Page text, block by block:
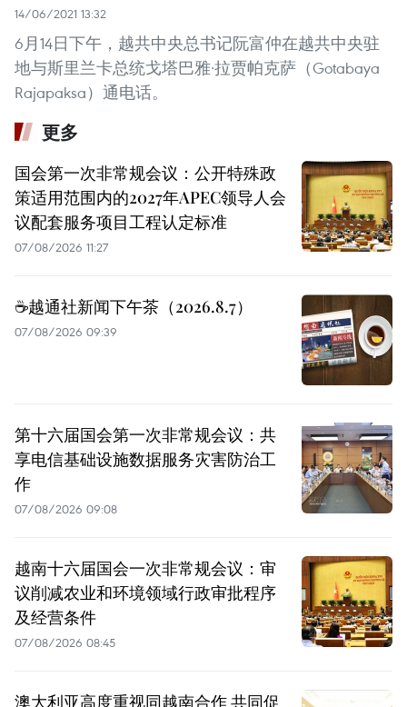
14/06/2021 13:32
6月14日下午，越共中央总书记阮富仲在越共中央驻
地与斯里兰卡总统戈塔巴雅·拉贾帕克萨（Gotabaya
Rajapaksa）通电话。
更多
国会第一次非常规会议：公开特殊政
策适用范围内的2027年APEC领导人会
议配套服务项目工程认定标准
07/08/2026 11:27
☕️越通社新闻下午茶（2026.8.7）
07/08/2026 09:39
第十六届国会第一次非常规会议：共
享电信基础设施数据服务灾害防治工
作
07/08/2026 09:08
越南十六届国会一次非常规会议：审
议削减农业和环境领域行政审批程序
及经营条件
07/08/2026 08:45
澳大利亚高度重视同越南合作 共同促